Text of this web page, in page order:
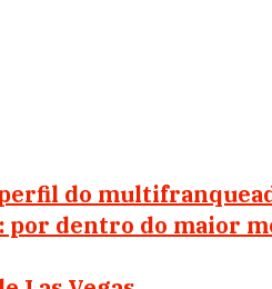
perfil do
por dentro do maior